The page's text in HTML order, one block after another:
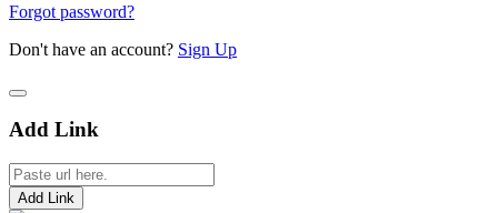
Forgot password?
Don't have an account? Sign Up
Add Link
Add Link